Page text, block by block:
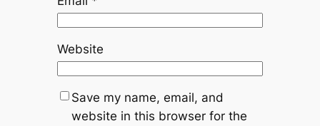
Website
Save my name, email, and
website in this browser for the